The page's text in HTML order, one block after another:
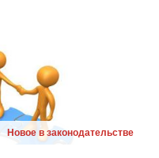
Новое в законодательстве